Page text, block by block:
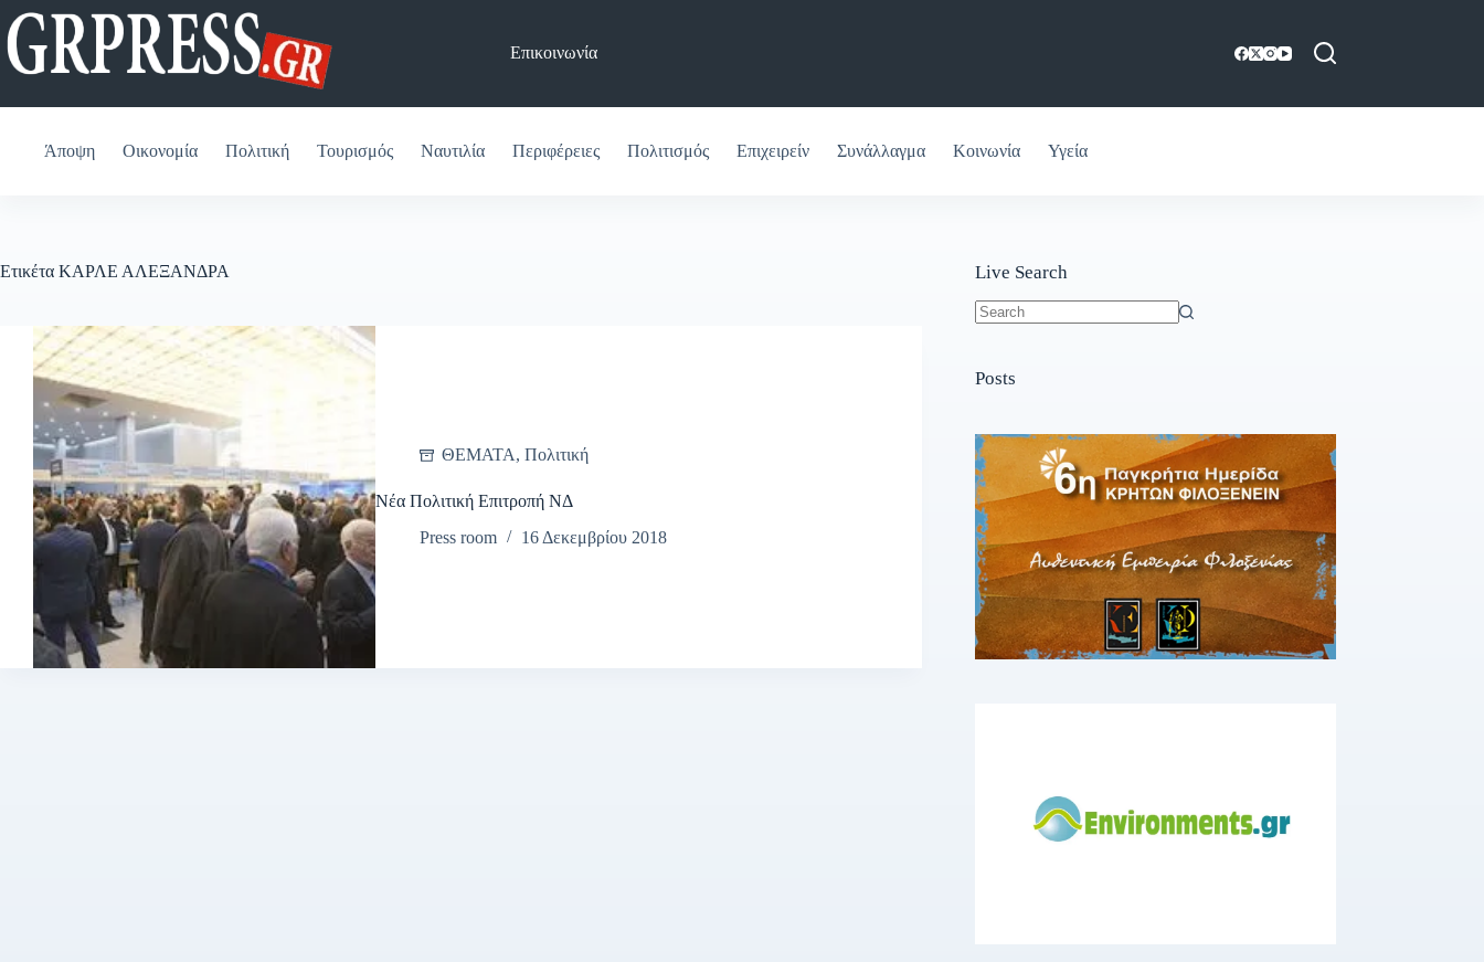
Μετάβαση
στο
περιεχόμενο
Επικοινωνία
Άποψη Οικονομία Πολιτική Τουρισμός Ναυτιλία Περιφέρειες Πολιτισμός Επιχειρείν Συνάλλαγμα Κοινωνία Υγεία
Ετικέτα ΚΑΡΛΕ ΑΛΕΞΑΝΔΡΑ
ΘΕΜΑΤΑ, Πολιτική
Νέα Πολιτική Επιτροπή ΝΔ
Press room
16 Δεκεμβρίου 2018
Live Search
Posts